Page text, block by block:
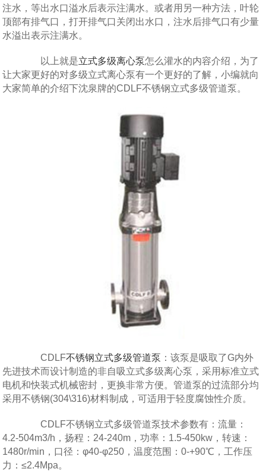
注水，等出水口溢水后表示注满水。或者用另一种方法，叶轮
顶部有排气口，打开排气口关闭出水口，注水后排气口有少量
水溢出表示注满水。
以上就是立式多级离心泵怎么灌水的内容介绍，为了
让大家更好的对多级立式离心泵有一个更好的了解，小编就向
大家简单的介绍下沈泉牌的CDLF不锈钢立式多级管道泵。
CDLF不锈钢立式多级管道泵 ：该泵是吸取了G内外
先进技术而设计制造的非自吸立式多级离心泵，采用标准立式
电机和快装式机械密封，更换非常方便。管道泵的过流部分均
采用不锈钢(304\316)材料制成，可适用于轻度腐蚀性介质。
CDLF不锈钢立式多级管道泵技术参数有：流量：
4.2-504m3/h，扬程：24-240m，功率：1.5-450kw，转速：
1480r/min，口径：φ40-φ250，温度范围：0-+90℃，工作压
力：≤2.4Mpa。